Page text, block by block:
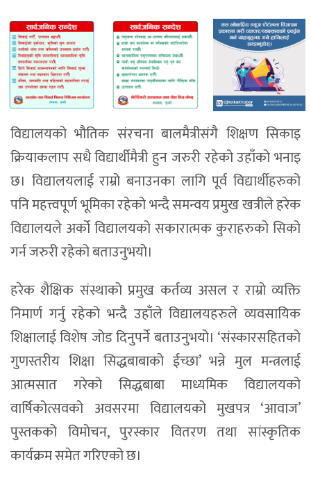
विद्यालयको भौतिक संरचना बालमैत्रीसंगै शिक्षण सिकाइ
क्रियाकलाप सधै विद्यार्थीमैत्री हुन जरुरी रहेको उहाँको भनाइ
छ। विद्यालयलाई राम्रो बनाउनका लागि पूर्व विद्यार्थीहरुको
पनि महत्त्वपूर्ण भूमिका रहेको भन्दै समन्वय प्रमुख खत्रीले हरेक
विद्यालयले अर्को विद्यालयको सकारात्मक कुराहरुको सिको
गर्न जरुरी रहेको बताउनुभयो।
हरेक शैक्षिक संस्थाको प्रमुख कर्तव्य असल र राम्रो व्यक्ति
निमार्ण गर्नु रहेको भन्दै उहाँले विद्यालयहरुले व्यवसायिक
शिक्षालाई विशेष जोड दिनुपर्ने बताउनुभयो। ‘संस्कारसहितको
गुणस्तरीय शिक्षा सिद्धबाबाको ईच्छा’ भन्ने मुल मन्त्रलाई
आत्मसात गरेको सिद्धबाबा माध्यमिक विद्यालयको
वार्षिकोत्सवको अवसरमा विद्यालयको मुखपत्र ‘आवाज’
पुस्तकको विमोचन, पुरस्कार वितरण तथा सांस्कृतिक
कार्यक्रम समेत गरिएको छ।